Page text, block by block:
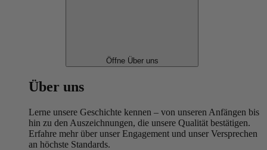
Öffne Über uns
Über uns
Lerne unsere Geschichte kennen – von unseren Anfängen bis
hin zu den Auszeichnungen, die unsere Qualität bestätigen.
Erfahre mehr über unser Engagement und unser Versprechen
an höchste Standards.